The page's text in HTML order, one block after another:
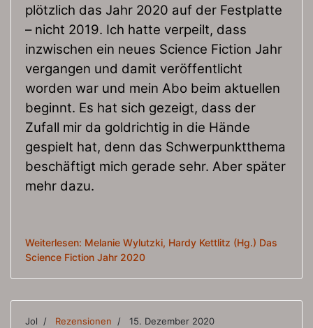
plötzlich das Jahr 2020 auf der Festplatte
– nicht 2019. Ich hatte verpeilt, dass
inzwischen ein neues Science Fiction Jahr
vergangen und damit veröffentlicht
worden war und mein Abo beim aktuellen
beginnt. Es hat sich gezeigt, dass der
Zufall mir da goldrichtig in die Hände
gespielt hat, denn das Schwerpunktthema
beschäftigt mich gerade sehr. Aber später
mehr dazu.
Weiterlesen: Melanie Wylutzki, Hardy Kettlitz (Hg.) Das
Science Fiction Jahr 2020
Jol Rezensionen 15. Dezember 2020